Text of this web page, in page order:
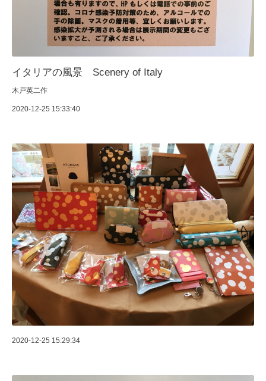
イタリアの風景 Scenery of Italy
木戸英二作
2020-12-25 15:33:40
2020-12-25 15:29:34